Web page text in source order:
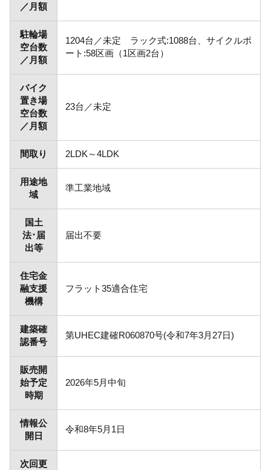
／月額
駐輪場
空台数
／月額
1204台／未定 ラック式:1088台、サイクルポ
ート:58区画（1区画2台）
バイク
置き場
空台数
／月額
23台／未定
間取り 2LDK～4LDK
用途地
域
準工業地域
国土
法･届
出等
届出不要
住宅金
融支援
機構
フラット35適合住宅
建築確
認番号
第UHEC建確R060870号(令和7年3月27日)
販売開
始予定
時期
2026年5月中旬
情報公
開日
令和8年5月1日
次回更